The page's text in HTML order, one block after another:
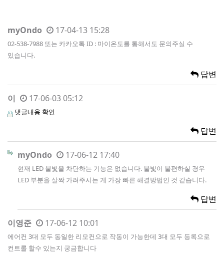
myOndo 17-04-13 15:28
02-538-7988 또는 카카오톡 ID : 마이온도를 통해서도 문의주실 수
있습니다.
답변
이 17-06-03 05:12
댓글내용 확인
답변
myOndo 17-06-12 17:40
현재 LED 불빛을 차단하는 기능은 없습니다. 불빛이 불편하실 경우
LED 부분을 살짝 가려주시는 게 가장 빠른 해결방법인 것 같습니다.
답변
이영준 17-06-12 10:01
에어컨 3대 모두 동일한 리모컨으로 작동이 가능한데 3대 모두 등록으로
컨트롤 할수 있는지 궁금합니다